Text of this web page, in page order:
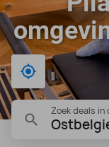
Bij mij in de
Zoek deals in